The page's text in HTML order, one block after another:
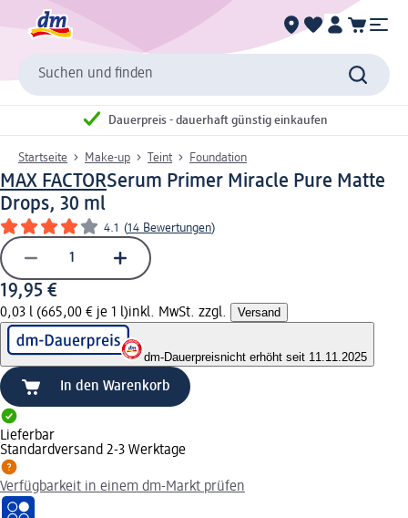
Suchen und finden
Dauerpreis - dauerhaft günstig einkaufen
Startseite Make-up Teint Foundation
MAX FACTORSerum Primer Miracle Pure Matte
Drops, 30 ml
4.1 (14 Bewertungen)
19,95 €
0,03 l (665,00 € je 1 l)inkl. MwSt. zzgl. Versand
dm-Dauerpreisnicht erhöht seit 11.11.2025
In den Warenkorb
Lieferbar
Standardversand 2-3 Werktage
Verfügbarkeit in einem dm-Markt prüfen